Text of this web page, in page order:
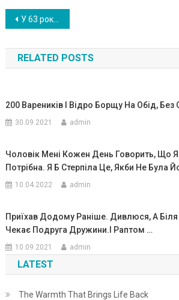
Навигация
по
записям
У 63 роки познайомилася з чоловіком на сайті знайомств і сходила на перше побачення. Розповідаю, що з цього вийшло!
RELATED POSTS
200 Вареників І Відро Борщу На Обід, Без
30.09.2021 admin
Чоловік Мені Кожен День Говорить, Що
Потрібна. Я Б Стерпіла Це, Якби Не Була
10.04.2022 admin
Приїхав Додому Раніше. Дивлюся, А Біля
Чекає Подруга Дружини.I Раптом …
10.09.2021 admin
LATEST
The Warmth That Brings Life Back